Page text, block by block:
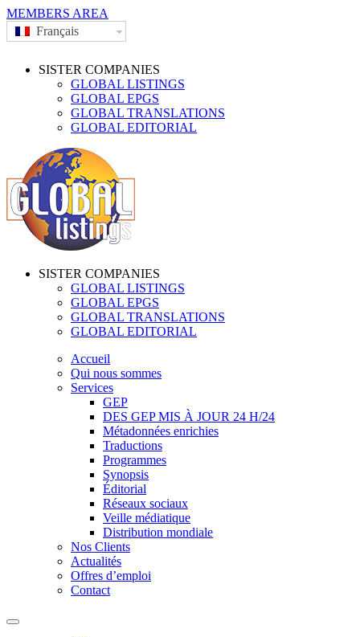
MEMBERS AREA
Français
SISTER COMPANIES
GLOBAL LISTINGS
GLOBAL EPGS
GLOBAL TRANSLATIONS
GLOBAL EDITORIAL
SISTER COMPANIES
GLOBAL LISTINGS
GLOBAL EPGS
GLOBAL TRANSLATIONS
GLOBAL EDITORIAL
Accueil
Qui nous sommes
Services
GEP
DES GEP MIS À JOUR 24 H/24
Métadonnées enrichies
Traductions
Programmes
Synopsis
Éditorial
Réseaux sociaux
Veille médiatique
Distribution mondiale
Nos Clients
Actualités
Offres d’emploi
Contact